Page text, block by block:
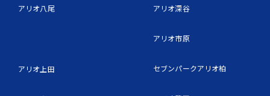
アリオ八尾
アリオ上田
アリオ深谷
アリオ市原
セブンパークアリオ柏